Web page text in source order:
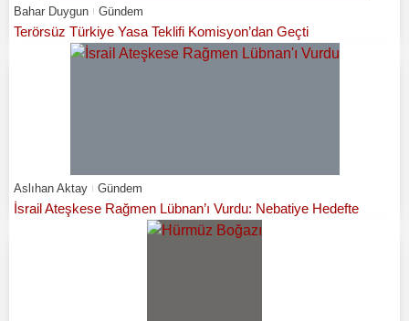
Bahar Duygun Gündem
Terörsüz Türkiye Yasa Teklifi Komisyon’dan Geçti
Aslıhan Aktay Gündem
İsrail Ateşkese Rağmen Lübnan’ı Vurdu: Nebatiye Hedefte